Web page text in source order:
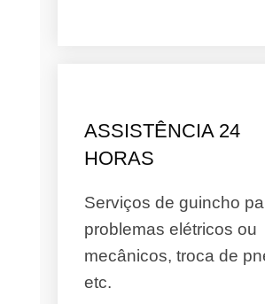
ASSISTÊNCIA 24
HORAS
Serviços de guincho
problemas elétricos ou
mecânicos, troca de
etc.